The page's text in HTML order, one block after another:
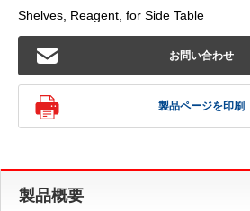
Shelves, Reagent, for Side Table
お問い合わせ
製品ページを印刷
製品概要